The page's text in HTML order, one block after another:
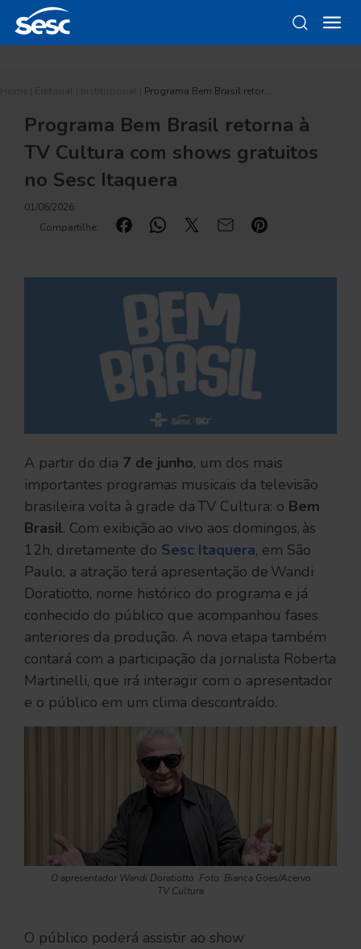
Programa Bem Brasil retor…
Programa Bem Brasil retorna à
TV Cultura com shows gratuitos
no Sesc Itaquera
01/06/2026
Compartilhe:
A partir do dia 7 de junho, um dos mais
importantes programas musicais da televisão
brasileira volta à grade da TV Cultura: o Bem
Brasil. Com exibição ao vivo aos domingos, às
12h, diretamente do Sesc Itaquera, em São
Paulo, a atração terá apresentação de Wandi
Doratiotto, nome histórico do programa e já
conhecido do público que acompanhou fases
anteriores da produção. A nova etapa também
contará com a participação da jornalista Roberta
Martinelli, que irá interagir com o apresentador
e o público em um clima descontraído.
O apresentador Wandi Doratiotto. Foto: Bianca Goes/Acervo
TV Cultura
O público poderá assistir ao show